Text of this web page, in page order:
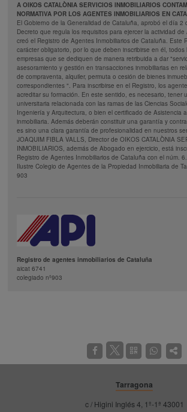
A OIKOS CATALÒNIA SERVICIOS INMOBILIARIOS
NORMATIVA POR LOS AGENTES INMOBILIARIOS EN
El Gobierno de la Generalidad de Cataluña, aprobó el día 2
Decreto que regula los requisitos para ejercer la actividad
creó el Registro de Agentes Inmobiliarios de Cataluña. Este
carácter obligatorio, por lo que deben inscribirse en él, todos
empresas que se dediquen de manera retribuida a dar
asesoramiento y gestión en transacciones inmobiliarias en
de compraventa, alquiler, permuta o cesión de bienes
correspondientes ". Para inscribirse en el Registro, los
acreditar su formación. En este sentido, es necesario, tener
universitaria relacionada con las ramas de las Ciencias
Ingeniería y Arquitectura, o bien el certificado de Asistencia
inmobiliaria. Además deberán constituir una garantía y
es sino una clara garantía de profesionalidad en nuestros
JOAQUIM FIBLA VALLS, Director de OIKOS CATALÒNIA
INMOBILIARIOS, además de Abogado en ejercicio, está
Registro de Agentes Inmobiliarios de Cataluña con el núm.
Ilustre Colegio de Agentes de la Propiedad Inmobiliaria de
903
Registro de agentes inmobiliarios de Cataluña
aicat 6741
colegiado nº903
Tarragona
c / Higini Inglés 4, 1º-1ª 43001